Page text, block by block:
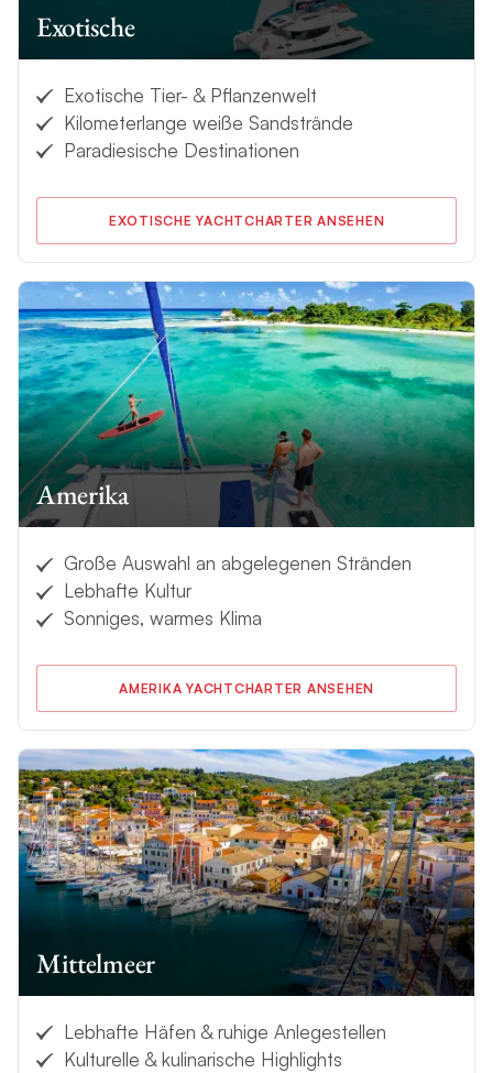
Exotische
Exotische Tier- & Pflanzenwelt
Kilometerlange weiße Sandstrände
Paradiesische Destinationen
EXOTISCHE YACHTCHARTER ANSEHEN
Amerika
Große Auswahl an abgelegenen Stränden
Lebhafte Kultur
Sonniges, warmes Klima
AMERIKA YACHTCHARTER ANSEHEN
Mittelmeer
Lebhafte Häfen & ruhige Anlegestellen
Kulturelle & kulinarische Highlights